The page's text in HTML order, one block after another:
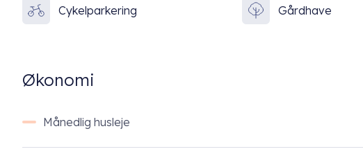
Cykelparkering Gårdhave
Økonomi
Månedlig husleje